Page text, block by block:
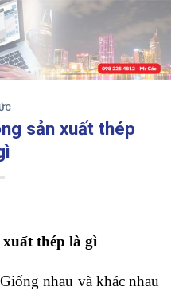
sản xuất thép
thép là gì
nhau và khác nhau